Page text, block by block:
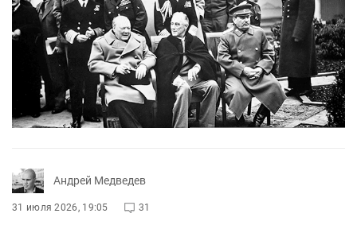
Андрей Медведев
31 июля 2026, 19:05 31